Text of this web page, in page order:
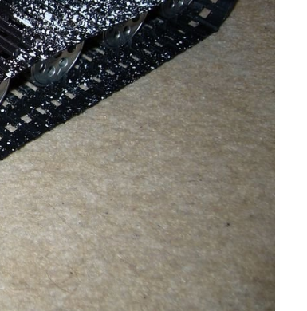
that formats and transmits...
that it was an excellent design, but...